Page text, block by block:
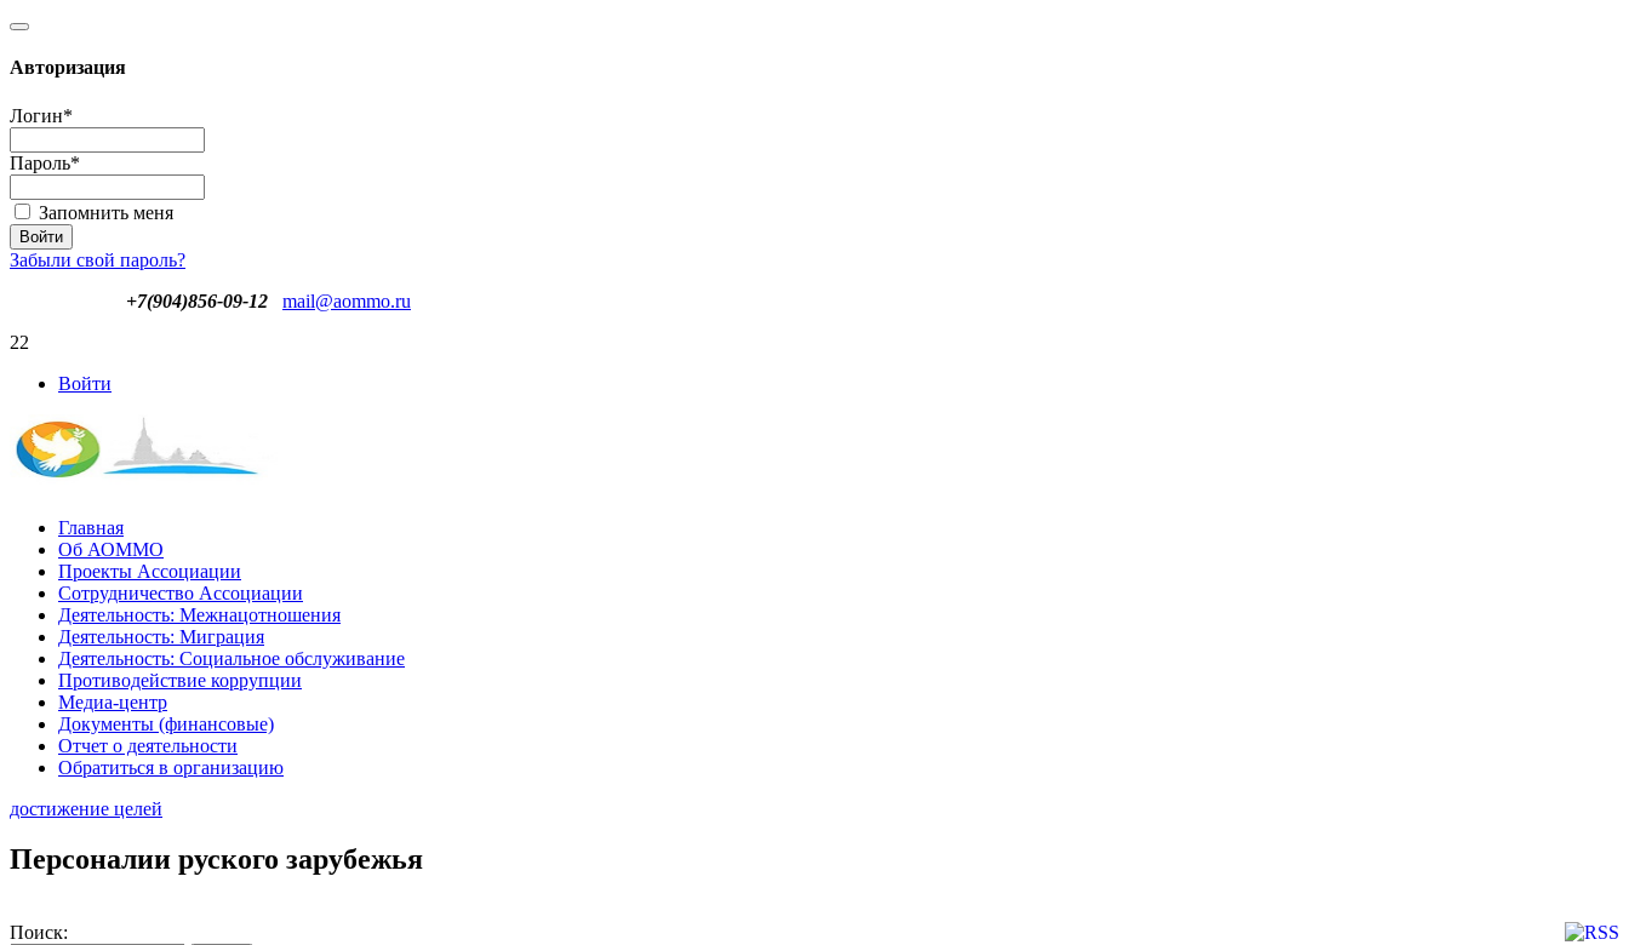
Авторизация
Логин*
Пароль*
Запомнить меня
Забыли свой пароль?
+7(904)856-09-12
mail@aommo.ru
22
Войти
Главная
Об АОММО
Проекты Ассоциации
Сотрудничество Ассоциации
Деятельность: Межнацотношения
Деятельность: Миграция
Деятельность: Социальное обслуживание
Противодействие коррупции
Медиа-центр
Документы (финансовые)
Отчет о деятельности
Обратиться в организацию
достижение целей
Персоналии руского зарубежья
Поиск: